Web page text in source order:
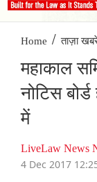
Home / ताज़ा
महाकाल
नोटिस
में
LiveLaw News
4 Dec 2017